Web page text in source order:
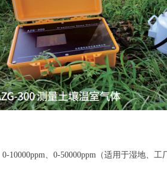
0-10000ppm、 0-50000ppm （适用于湿地、 工